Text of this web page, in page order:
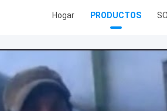
Hogar PRODUCTOS